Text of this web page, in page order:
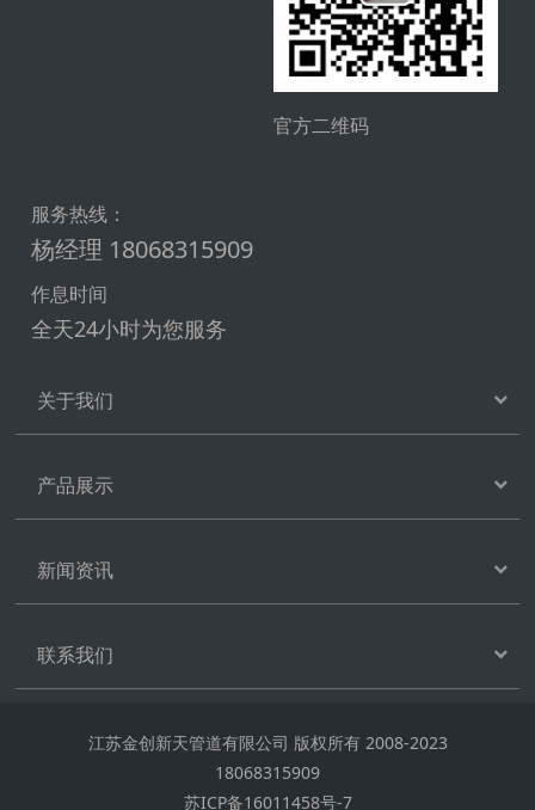
官方二维码
服务热线：
杨经理 18068315909
作息时间
全天24小时为您服务
关于我们
产品展示
新闻资讯
联系我们
江苏金创新天管道有限公司 版权所有 2008-2023
18068315909
苏ICP备16011458号-7